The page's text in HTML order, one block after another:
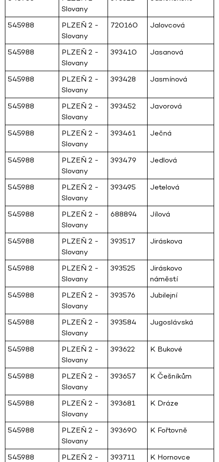
Slovany
545988
PLZEŇ 2 -
Slovany
720160 Jalovcová
545988
PLZEŇ 2 -
Slovany
393410 Jasanová
545988
PLZEŇ 2 -
Slovany
393428 Jasmínová
545988
PLZEŇ 2 -
Slovany
393452 Javorová
545988
PLZEŇ 2 -
Slovany
393461 Ječná
545988
PLZEŇ 2 -
Slovany
393479 Jedlová
545988
PLZEŇ 2 -
Slovany
393495 Jetelová
545988
PLZEŇ 2 -
Slovany
688894 Jílová
545988
PLZEŇ 2 -
Slovany
393517 Jiráskova
545988
PLZEŇ 2 -
Slovany
393525
Jiráskovo
náměstí
545988
PLZEŇ 2 -
Slovany
393576 Jubilejní
545988
PLZEŇ 2 -
Slovany
393584 Jugoslávská
545988
PLZEŇ 2 -
Slovany
393622 K Bukové
545988
PLZEŇ 2 -
Slovany
393657 K Češníkům
545988
PLZEŇ 2 -
Slovany
393681 K Dráze
545988
PLZEŇ 2 -
Slovany
393690 K Fořtovně
545988
PLZEŇ 2 -
393711 K Hornovce